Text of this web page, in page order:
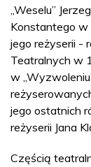
„Weselu”
Konstantego w
jego reżyserii -
Teatralnych w
w
jego ostatnich
reżyserii Jana
Częścią